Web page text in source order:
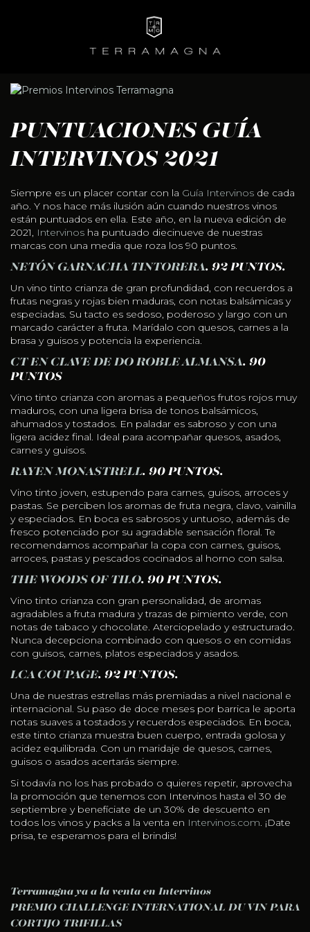
PUNTUACIONES GUÍA
INTERVINOS 2021
Siempre es un placer contar con la Guía Intervinos de cada
año. Y nos hace más ilusión aún cuando nuestros vinos
están puntuados en ella. Este año, en la nueva edición de
2021, Intervinos ha puntuado diecinueve de nuestras
marcas con una media que roza los 90 puntos.
NETÓN GARNACHA TINTORERA. 92 PUNTOS.
Un vino tinto crianza de gran profundidad, con recuerdos a
frutas negras y rojas bien maduras, con notas balsámicas y
especiadas. Su tacto es sedoso, poderoso y largo con un
marcado carácter a fruta. Marídalo con quesos, carnes a la
brasa y guisos y potencia la experiencia.
CT EN CLAVE DE DO ROBLE ALMANSA. 90
PUNTOS
Vino tinto crianza con aromas a pequeños frutos rojos muy
maduros, con una ligera brisa de tonos balsámicos,
ahumados y tostados. En paladar es sabroso y con una
ligera acidez final. Ideal para acompañar quesos, asados,
carnes y guisos.
RAYEN MONASTRELL. 90 PUNTOS.
Vino tinto joven, estupendo para carnes, guisos, arroces y
pastas. Se perciben los aromas de fruta negra, clavo, vainilla
y especiados. En boca es sabrosos y untuoso, además de
fresco potenciado por su agradable sensación floral. Te
recomendamos acompañar la copa con carnes, guisos,
arroces, pastas y pescados cocinados al horno con salsa.
THE WOODS OF TILO. 90 PUNTOS.
Vino tinto crianza con gran personalidad, de aromas
agradables a fruta madura y trazas de pimiento verde, con
notas de tabaco y chocolate. Aterciopelado y estructurado.
Nunca decepciona combinado con quesos o en comidas
con guisos, carnes, platos especiados y asados.
LCA COUPAGE. 92 PUNTOS.
Una de nuestras estrellas más premiadas a nivel nacional e
internacional. Su paso de doce meses por barrica le aporta
notas suaves a tostados y recuerdos especiados. En boca,
este tinto crianza muestra buen cuerpo, entrada golosa y
acidez equilibrada. Con un maridaje de quesos, carnes,
guisos o asados acertarás siempre.
Si todavía no los has probado o quieres repetir, aprovecha
la promoción que tenemos con Intervinos hasta el 30 de
septiembre y benefíciate de un 30% de descuento en
todos los vinos y packs a la venta en Intervinos.com. ¡Date
prisa, te esperamos para el brindis!
NAVEGACIÓN DE ENTRADAS
Terramagna ya a la venta en Intervinos
PREMIO CHALLENGE INTERNATIONAL DU VIN PARA
CORTIJO TRIFILLAS